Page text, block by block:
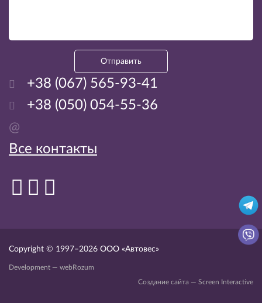
Отправить
+38 (067) 565-93-41
+38 (050) 054-55-36
@
Все контакты
Copyright © 1997–2026 ООО «Автовес»
Development — webRozum
Создание сайта — Screen Interactive